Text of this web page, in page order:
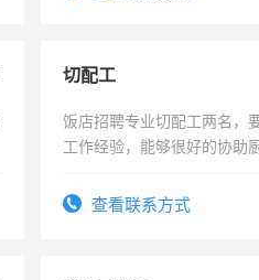
切配工
饭店招聘专业切配工两名，
工作经验，能够很好的协助
4500。查看联系方式